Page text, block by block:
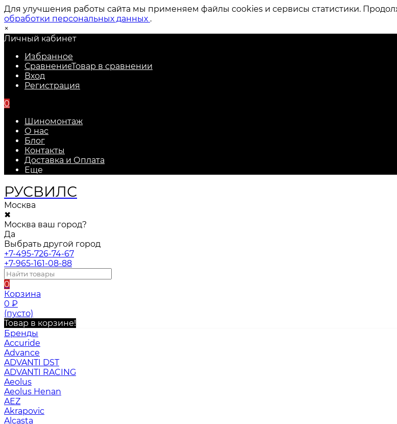
Для улучшения работы сайта мы применяем файлы cookies и сервисы статистики.
обработки персональных данных .
×
Личный кабинет
Избранное
СравнениеТовар в сравнении
Вход
Регистрация
0
Шиномонтаж
О нас
Блог
Контакты
Доставка и Оплата
Еще
РУСВИЛС
Москва
✖
Москва ваш город?
Да
Выбрать другой город
+7-495-726-74-67
+7-965-161-08-88
0
Корзина
0 ₽
(пусто)
Товар в корзине!
Бренды
Accuride
Advance
ADVANTI DST
ADVANTI RACING
Aeolus
Aeolus Henan
AEZ
Akrapovic
Alcasta